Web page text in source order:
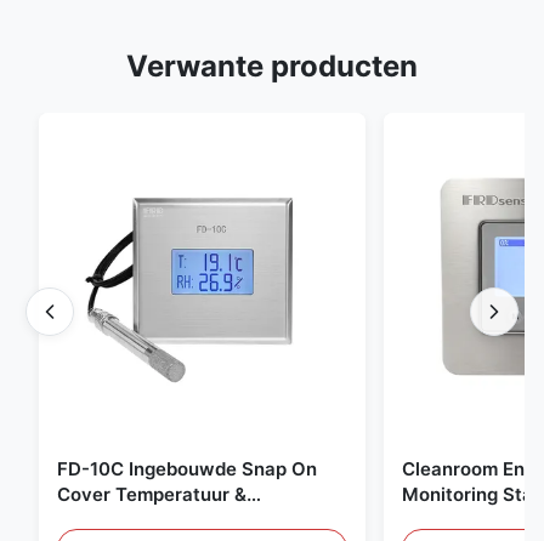
Verwante producten
FD-10C Ingebouwde Snap On
Cover Temperatuur &
Cleanroom
Monitoring